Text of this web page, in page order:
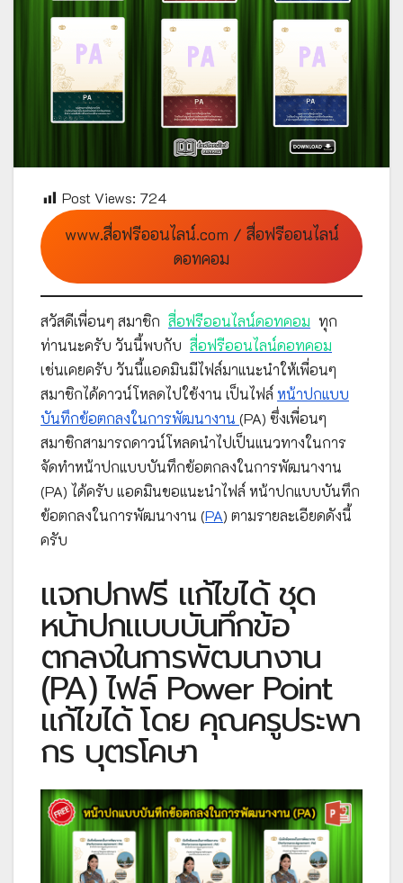
Post Views: 724
www.สื่อฟรีออนไลน์.com / สื่อฟรีออนไลน์
ดอทคอม
สวัสดีเพื่อนๆ สมาชิก สื่อฟรีออนไลน์ดอทคอม ทุก
ท่านนะครับ วันนี้พบกับ สื่อฟรีออนไลน์ดอทคอม
เช่นเคยครับ วันนี้แอดมินมีไฟล์มาแนะนำให้เพื่อนๆ
สมาชิกได้ดาวน์โหลดไปใช้งาน เป็นไฟล์ หน้าปกแบบ
บันทึกข้อตกลงในการพัฒนางาน (PA) ซึ่งเพื่อนๆ
สมาชิกสามารถดาวน์โหลดนำไปเป็นแนวทางในการ
จัดทำหน้าปกแบบบันทึกข้อตกลงในการพัฒนางาน
(PA) ได้ครับ แอดมินขอแนะนำไฟล์ หน้าปกแบบบันทึก
ข้อตกลงในการพัฒนางาน (PA) ตามรายละเอียดดังนี้
ครับ
แจกปกฟรี แก้ไขได้ ชุด
หน้าปกแบบบันทึกข้อ
ตกลงในการพัฒนางาน
(PA) ไฟล์ Power Point
แก้ไขได้ โดย คุณครูประพา
กร บุตรโคษา